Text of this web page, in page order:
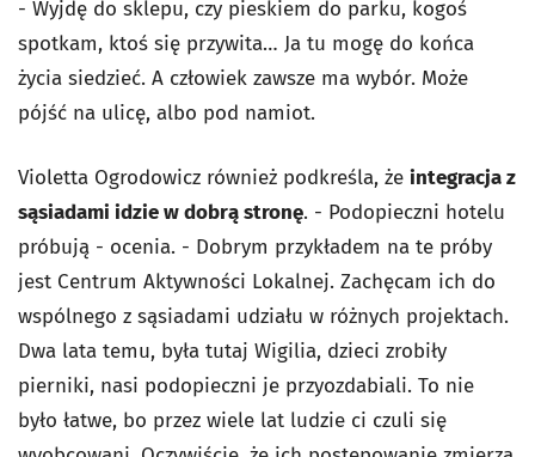
- Wyjdę do sklepu, czy pieskiem do parku, kogoś
spotkam, ktoś się przywita… Ja tu mogę do końca
życia siedzieć. A człowiek zawsze ma wybór. Może
pójść na ulicę, albo pod namiot.
Violetta Ogrodowicz również podkreśla, że integracja z
sąsiadami idzie w dobrą stronę. - Podopieczni hotelu
próbują - ocenia. - Dobrym przykładem na te próby
jest Centrum Aktywności Lokalnej. Zachęcam ich do
wspólnego z sąsiadami udziału w różnych projektach.
Dwa lata temu, była tutaj Wigilia, dzieci zrobiły
pierniki, nasi podopieczni je przyozdabiali. To nie
było łatwe, bo przez wiele lat ludzie ci czuli się